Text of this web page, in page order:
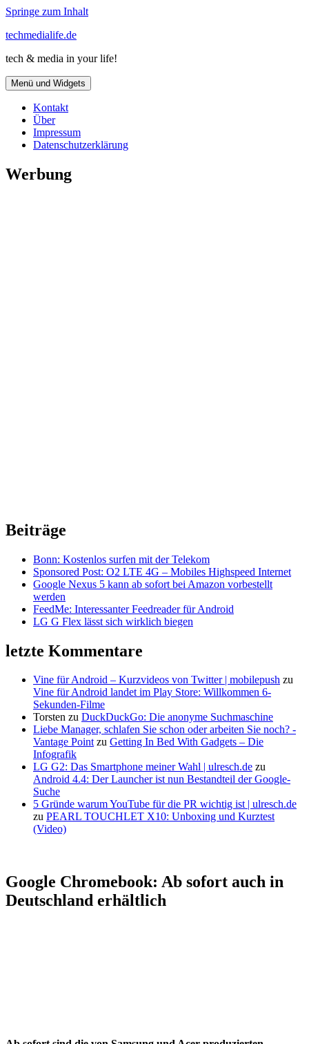
Springe zum Inhalt
techmedialife.de
tech & media in your life!
Menü und Widgets
Kontakt
Über
Impressum
Datenschutzerklärung
Werbung
Beiträge
Bonn: Kostenlos surfen mit der Telekom
Sponsored Post: O2 LTE 4G – Mobiles Highspeed Internet
Google Nexus 5 kann ab sofort bei Amazon vorbestellt
werden
FeedMe: Interessanter Feedreader für Android
LG G Flex lässt sich wirklich biegen
letzte Kommentare
Vine für Android – Kurzvideos von Twitter | mobilepush zu
Vine für Android landet im Play Store: Willkommen 6-
Sekunden-Filme
Torsten zu DuckDuckGo: Die anonyme Suchmaschine
Liebe Manager, schlafen Sie schon oder arbeiten Sie noch? -
Vantage Pointzu Getting In Bed With Gadgets – Die
Infografik
LG G2: Das Smartphone meiner Wahl | ulresch.de zu
Android 4.4: Der Launcher ist nun Bestandteil der Google-
Suche
5 Gründe warum YouTube für die PR wichtig ist | ulresch.de
zu PEARL TOUCHLET X10: Unboxing und Kurztest
(Video)
Google Chromebook: Ab sofort auch in
Deutschland erhältlich